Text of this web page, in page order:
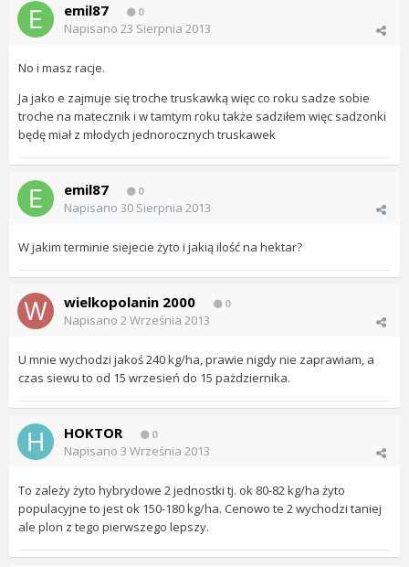
emil87 0
Napisano 23 Sierpnia 2013
No i masz racje.
Ja jako e zajmuje się troche truskawką więc co roku sadze sobie
troche na matecznik i w tamtym roku także sadziłem więc sadzonki
będę miał z młodych jednorocznych truskawek
emil87 0
Napisano 30 Sierpnia 2013
W jakim terminie siejecie żyto i jakią ilość na hektar?
wielkopolanin 2000 0
Napisano 2 Września 2013
U mnie wychodzi jakoś 240 kg/ha, prawie nigdy nie zaprawiam, a
czas siewu to od 15 wrzesień do 15 pażdziernika.
HOKTOR 0
Napisano 3 Września 2013
To zależy żyto hybrydowe 2 jednostki tj. ok 80-82 kg/ha żyto
populacyjne to jest ok 150-180 kg/ha. Cenowo te 2 wychodzi taniej
ale plon z tego pierwszego lepszy.